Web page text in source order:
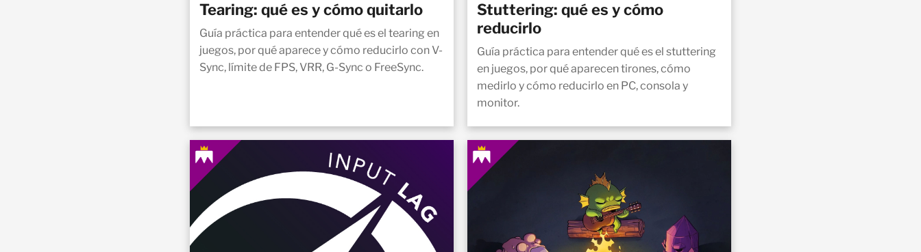
Tearing: qué es y cómo quitarlo
Guía práctica para entender qué es el tearing en
juegos, por qué aparece y cómo reducirlo con V-
Sync, límite de FPS, VRR, G-Sync o FreeSync.
Stuttering: qué es y cómo
reducirlo
Guía práctica para entender qué es el stuttering
en juegos, por qué aparecen tirones, cómo
medirlo y cómo reducirlo en PC, consola y
monitor.